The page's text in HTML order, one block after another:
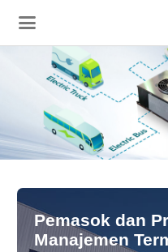
Pemasok dan
Manajemen